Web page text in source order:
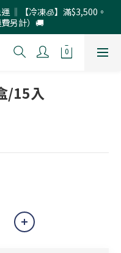
‖【冷凍🧊】滿$3,500。
另計）🚚
/15入